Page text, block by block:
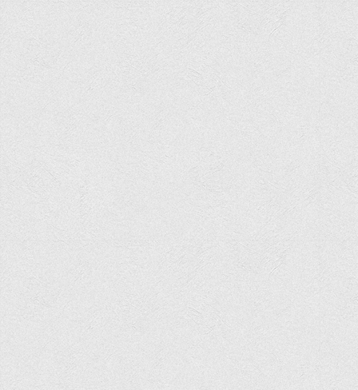
Обліку та оподаткування
Фінансів
Іноземної філології та перекладу
Реклами та зв'язків з громадськістю
Наукової роботи та міжнародної співпраці
Здобутки студентів
Матеріали наукових конференцій та вебінарів
Міжнародна діяльність
Програми подвійного диплому
Програми стажування (міжнародна практика)